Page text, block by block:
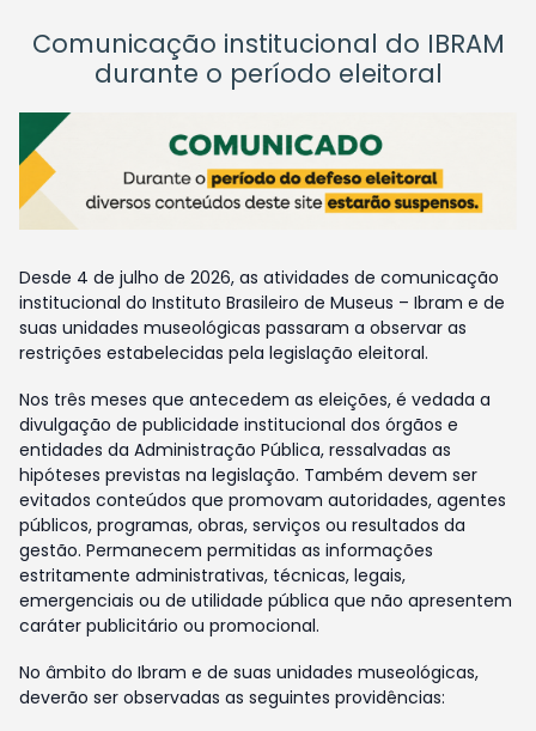
Comunicação institucional do IBRAM
durante o período eleitoral
Desde 4 de julho de 2026, as atividades de comunicação
institucional do Instituto Brasileiro de Museus – Ibram e de
suas unidades museológicas passaram a observar as
restrições estabelecidas pela legislação eleitoral.
Nos três meses que antecedem as eleições, é vedada a
divulgação de publicidade institucional dos órgãos e
entidades da Administração Pública, ressalvadas as
hipóteses previstas na legislação. Também devem ser
evitados conteúdos que promovam autoridades, agentes
públicos, programas, obras, serviços ou resultados da
gestão. Permanecem permitidas as informações
estritamente administrativas, técnicas, legais,
emergenciais ou de utilidade pública que não apresentem
caráter publicitário ou promocional.
No âmbito do Ibram e de suas unidades museológicas,
deverão ser observadas as seguintes providências: